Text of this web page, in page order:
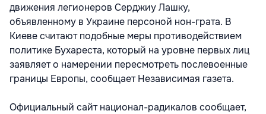
движения легионеров Серджиу Лашку,
объявленному в Украине персоной нон-грата. В
Киеве считают подобные меры противодействием
политике Бухареста, который на уровне первых лиц
заявляет о намерении пересмотреть послевоенные
границы Европы, сообщает Независимая газета.
Официальный сайт национал-радикалов сообщает,